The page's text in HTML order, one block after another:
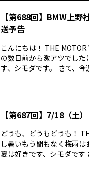
【第688回】BMW上
送予告
こんにちは！ THE
の数日前から激アツでし
す、シモダです。 さて、今
【第687回】7/18（土
どうも、どうもどうも！
し暑いもう間もなく梅雨は
夏は好きです、シモダです